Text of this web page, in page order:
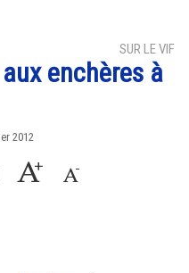
SUR LE VIF
enchères à
2012